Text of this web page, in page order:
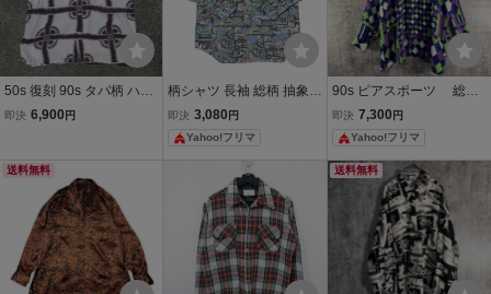
50s 復刻 90s タパ柄 ハワ
イアンシャツ レプリカ ア
ャツ オープンカラー サン
即決 6,900 円
柄シャツ 長袖 総柄 抽象柄
vintage 90s レトロ マルチ
カラー Lサイズ ヴィンテ
ージ
即決 3,080 円
Yahoo!フリマ
90s ピアスポーツ 総柄
アートシャツ LL 幾何学
ビッグシルエット 派手柄
長袖 古着 シャツ 総柄 ヴ
ィンテージ 柄シャツ
即決 7,300 円
Yahoo!フリマ
送料無料 送料無料